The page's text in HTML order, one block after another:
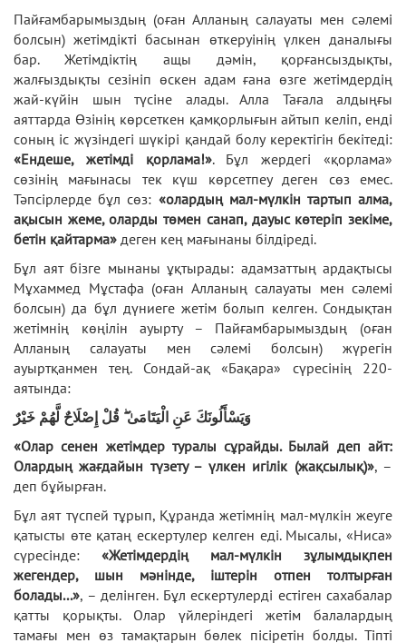
Пайғамбарымыздың (оған Алланың салауаты мен сәлемі
болсын) жетімдікті басынан өткеруінің үлкен даналығы
бар. Жетімдіктің ащы дәмін, қорғансыздықты,
жалғыздықты сезініп өскен адам ғана өзге жетімдердің
жай-күйін шын түсіне алады. Алла Тағала алдыңғы
аяттарда Өзінің көрсеткен қамқорлығын айтып келіп, енді
соның іс жүзіндегі шүкірі қандай болу керектігін бекітеді:
«Ендеше, жетімді қорлама!». Бұл жердегі «қорлама»
сөзінің мағынасы тек күш көрсетпеу деген сөз емес.
Тәпсірлерде бұл сөз: «олардың мал-мүлкін тартып алма,
ақысын жеме, оларды төмен санап, дауыс көтеріп зекіме,
бетін қайтарма» деген кең мағынаны білдіреді.
Бұл аят бізге мынаны ұқтырады: адамзаттың ардақтысы
Мұхаммед Мұстафа (оған Алланың салауаты мен сәлемі
болсын) да бұл дүниеге жетім болып келген. Сондықтан
жетімнің көңілін ауырту – Пайғамбарымыздың (оған
Алланың салауаты мен сәлемі болсын) жүрегін
ауыртқанмен тең. Сондай-ақ «Бақара» сүресінің 220-
аятында:
وَيَسْأَلُونَكَ عَنِ الْيَتَامَىٰ ۖ قُلْ إِصْلَاحٌ لَّهُمْ خَيْرٌ
«Олар сенен жетімдер туралы сұрайды. Былай деп айт:
Олардың жағдайын түзету – үлкен игілік (жақсылық)», –
деп бұйырған.
Бұл аят түспей тұрып, Құранда жетімнің мал-мүлкін жеуге
қатысты өте қатаң ескертулер келген еді. Мысалы, «Ниса»
сүресінде: «Жетімдердің мал-мүлкін зұлымдықпен
жегендер, шын мәнінде, іштерін отпен толтырған
болады...», – делінген. Бұл ескертулерді естіген сахабалар
қатты қорықты. Олар үйлеріндегі жетім балалардың
тамағы мен өз тамақтарын бөлек пісіретін болды. Тіпті